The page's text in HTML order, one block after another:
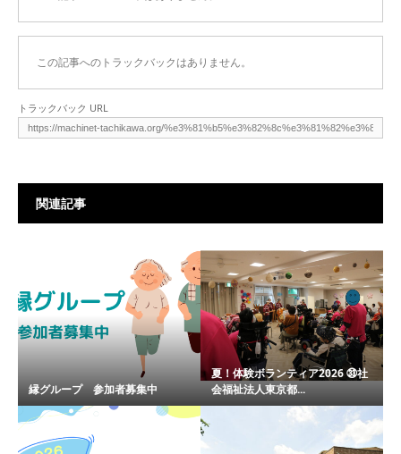
この記事へのトラックバックはありません。
トラックバック URL
関連記事
縁グループ 参加者募集中
夏！体験ボランティア2026 ㉝社
会福祉法人東京都...